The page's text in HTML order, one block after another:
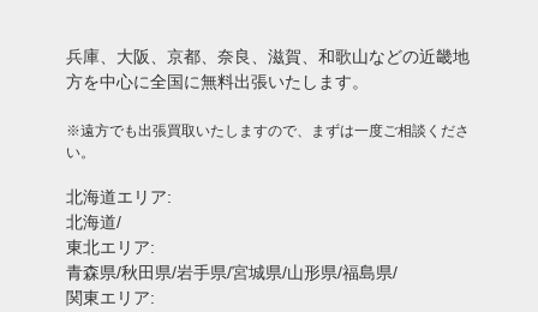
兵庫、大阪、京都、奈良、滋賀、和歌山などの近畿地
方を中心に全国に無料出張いたします。
※遠方でも出張買取いたしますので、まずは一度ご相談くださ
い。
北海道エリア:
北海道/
東北エリア:
青森県/秋田県/岩手県/宮城県/山形県/福島県/
関東エリア: